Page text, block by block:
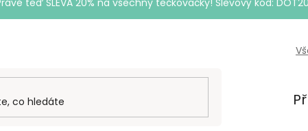
teď SLEVA 20% na všechny tečkovačky! Slevový kód: